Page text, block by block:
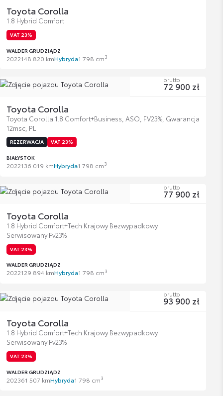
Toyota Corolla
1.8 Hybrid Comfort
VAT 23%
WALDER GRUDZIĄDZ
2022148 820 kmHybryda1 798 cm3
Toyota Corolla
Toyota Corolla 1.8 Comfort+Business, ASO, FV23%, Gwarancja
12msc, PL
REZERWACJA VAT 23%
BIAŁYSTOK
2022136 019 kmHybryda1 798 cm3
brutto
72 900 zł
Toyota Corolla
1.8 Hybrid Comfort+Tech Krajowy Bezwypadkowy
Serwisowany Fv23%
VAT 23%
WALDER GRUDZIĄDZ
2022129 894 kmHybryda1 798 cm3
brutto
77 900 zł
Toyota Corolla
1.8 Hybrid Comfort+Tech Krajowy Bezwypadkowy
Serwisowany Fv23%
VAT 23%
WALDER GRUDZIĄDZ
202361 507 kmHybryda1 798 cm3
brutto
93 900 zł